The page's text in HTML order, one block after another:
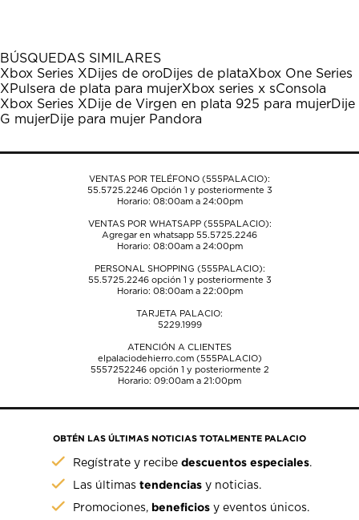
BÚSQUEDAS SIMILARES
Xbox Series XDijes de oroDijes de plataXbox One Series
XPulsera de plata para mujerXbox series x sConsola
Xbox Series XDije de Virgen en plata 925 para mujerDije
G mujerDije para mujer Pandora
VENTAS POR TELÉFONO (555PALACIO):
55.5725.2246Opción 1 y posteriormente 3
Horario: 08:00am a 24:00pm
VENTAS POR WHATSAPP (555PALACIO):
Agregar en whatsapp 55.5725.2246
Horario: 08:00am a 24:00pm
PERSONAL SHOPPING (555PALACIO):
55.5725.2246opción 1 y posteriormente 3
Horario: 08:00am a 22:00pm
TARJETA PALACIO:
5229.1999
ATENCIÓN A CLIENTES
elpalaciodehierro.com (555PALACIO)
5557252246opción 1 y posteriormente 2
Horario: 09:00am a 21:00pm
OBTÉN LAS ÚLTIMAS NOTICIAS TOTALMENTE PALACIO
Regístrate y recibedescuentos especiales.
Las últimastendencias y noticias.
Promociones, beneficios y eventos únicos.